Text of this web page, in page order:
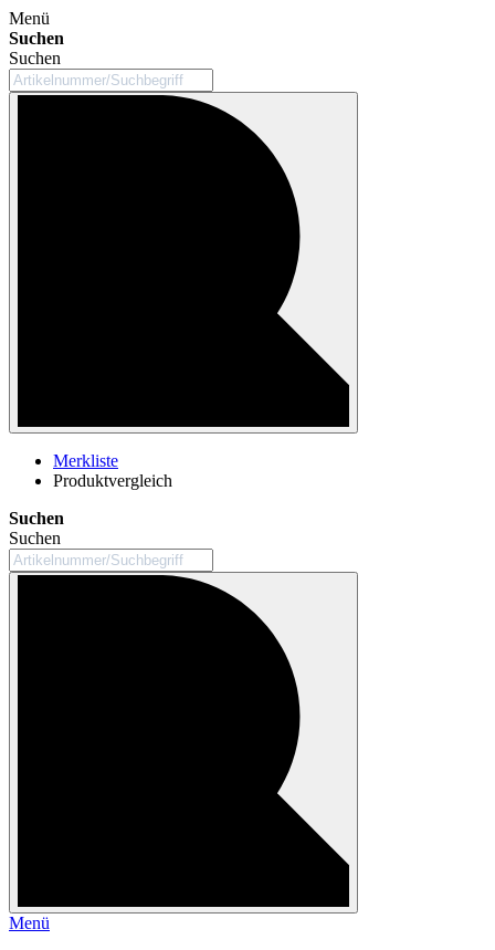
Menü
Suchen
Suchen
Merkliste
Produktvergleich
Suchen
Suchen
Menü